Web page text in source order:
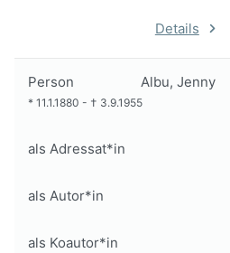
Details
Person Albu, Jenny
* 11.1.1880 - † 3.9.1955
als Adressat*in
als Autor*in
als Koautor*in